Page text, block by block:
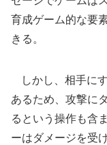
育成ゲーム的な要
きる。
しかし、相手に
あるため、攻撃に
るという操作も含
ーはダメージを受